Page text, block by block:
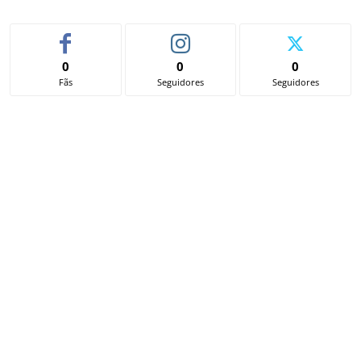
0
Fãs
0
Seguidores
0
Seguidores